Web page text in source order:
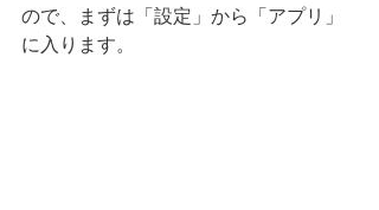
ので、まずは「設定」から「アプリ」
に入ります。